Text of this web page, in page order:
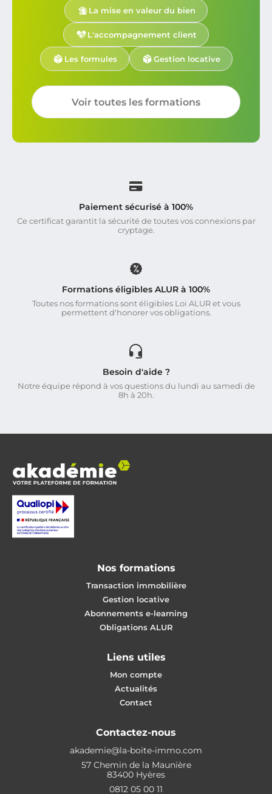
La mise en valeur du bien
L'accompagnement client
Les formules Gestion locative
Voir toutes les formations
Paiement sécurisé à 100%
Ce certificat garantit la sécurité de toutes vos connexions par
cryptage.
Formations éligibles ALUR à 100%
Toutes nos formations sont éligibles Loi ALUR et vous
permettent d'honorer vos obligations.
Besoin d'aide ?
Notre équipe répond à vos questions du lundi au samedi de
8h à 20h.
Nos formations
Transaction immobilière
Gestion locative
Abonnements e-learning
Obligations ALUR
Liens utiles
Mon compte
Actualités
Contact
Contactez-nous
akademie@la-boite-immo.com
57 Chemin de la Maunière
83400 Hyères
0812 05 00 11